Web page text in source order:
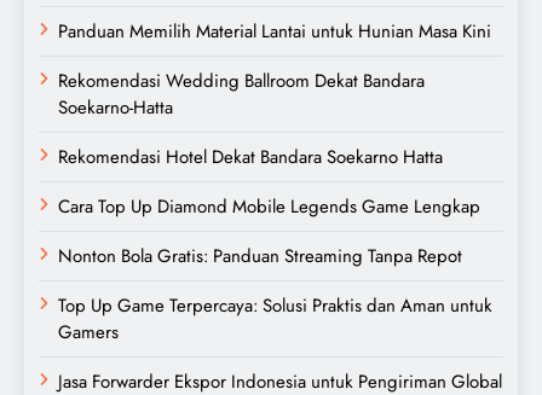
Panduan Memilih Material Lantai untuk Hunian Masa Kini
Rekomendasi Wedding Ballroom Dekat Bandara
Soekarno-Hatta
Rekomendasi Hotel Dekat Bandara Soekarno Hatta
Cara Top Up Diamond Mobile Legends Game Lengkap
Nonton Bola Gratis: Panduan Streaming Tanpa Repot
Top Up Game Terpercaya: Solusi Praktis dan Aman untuk
Gamers
Jasa Forwarder Ekspor Indonesia untuk Pengiriman Global